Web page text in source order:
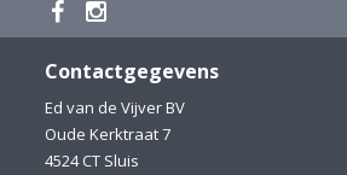
Contactgegevens
Ed van de Vijver BV
Oude Kerktraat 7
4524 CT Sluis